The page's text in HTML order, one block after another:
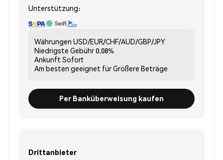
Unterstützung:
Währungen USD/EUR/CHF/AUD/GBP/JPY
Niedrigste Gebühr0.08%
Ankunft Sofort
Am besten geeignet fürGrößere Beträge
Per Banküberweisung kaufen
Drittanbieter